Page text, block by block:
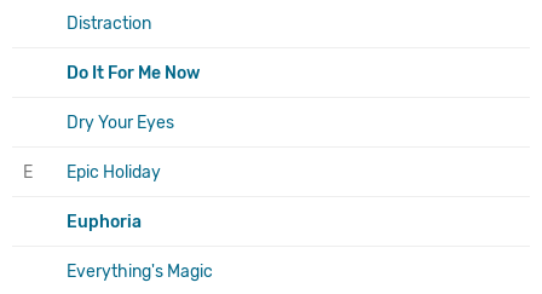
Distraction
Do It For Me Now
Dry Your Eyes
E Epic Holiday
Euphoria
Everything's Magic